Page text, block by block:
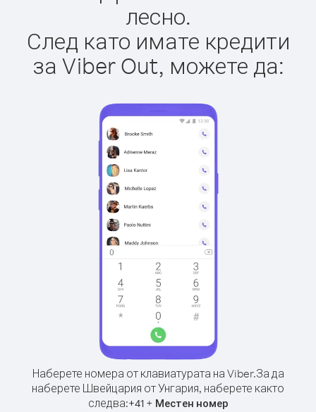
лесно.
След като имате кредити
за Viber Out, можете да:
Наберете номера от клавиатурата на Viber.За да
наберете Швейцария от Унгария, наберете както
следва:+41+ Местен номер